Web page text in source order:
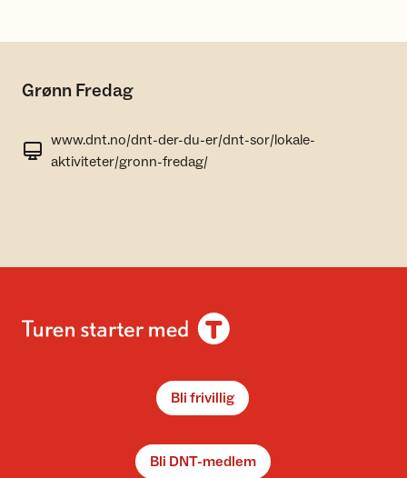
Grønn Fredag
www.dnt.no/dnt-der-du-er/dnt-sor/lokale-
aktiviteter/gronn-fredag/
Bli frivillig
Bli DNT-medlem